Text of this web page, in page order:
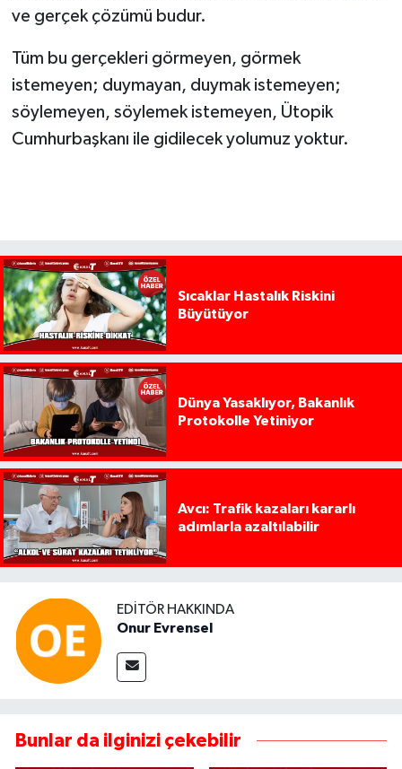
ve gerçek çözümü budur.
Tüm bu gerçekleri görmeyen, görmek
istemeyen; duymayan, duymak istemeyen;
söylemeyen, söylemek istemeyen, Ütopik
Cumhurbaşkanı ile gidilecek yolumuz yoktur.
Sıcaklar Hastalık Riskini
Büyütüyor
Dünya Yasaklıyor, Bakanlık
Protokolle Yetiniyor
Avcı: Trafik kazaları kararlı
adımlarla azaltılabilir
EDITÖR HAKKINDA
Onur Evrensel
Bunlar da ilginizi çekebilir